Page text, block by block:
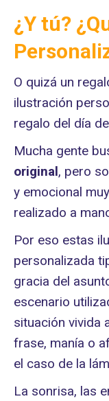
¿Y tú?
O quizá un
ilustración
regalo del día
Mucha gente
original, pero
y emocional
realizado a
Por eso estas
personalizada
gracia del
escenario
situación vivida
frase, manía o
el caso de la
La sonrisa, las